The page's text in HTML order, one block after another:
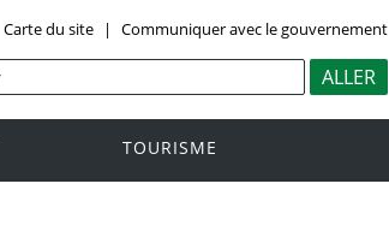
Carte du site | Communiquer avec le gouvernement
TOURISME